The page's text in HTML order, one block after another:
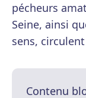
pécheurs
Seine, ainsi
sens,
Contenu